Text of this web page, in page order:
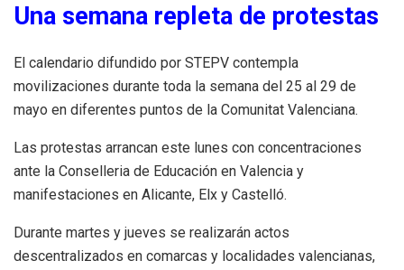
Una semana repleta de protestas
El calendario difundido por STEPV contempla
movilizaciones durante toda la semana del 25 al 29 de
mayo en diferentes puntos de la Comunitat Valenciana.
Las protestas arrancan este lunes con concentraciones
ante la Conselleria de Educación en Valencia y
manifestaciones en Alicante, Elx y Castelló.
Durante martes y jueves se realizarán actos
descentralizados en comarcas y localidades valencianas,